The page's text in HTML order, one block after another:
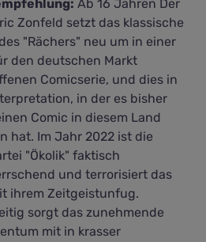
Ab 16 Jahren Der
Zonfeld setzt das klassische
"Rächers" neu um in einer
den deutschen Markt
Comicserie, und dies in
in der es bisher
Comic in diesem Land
hat. Im Jahr 2022 ist die
"Ökolik" faktisch
und terrorisiert das
ihrem Zeitgeistunfug.
sorgt das zunehmende
mit in krasser